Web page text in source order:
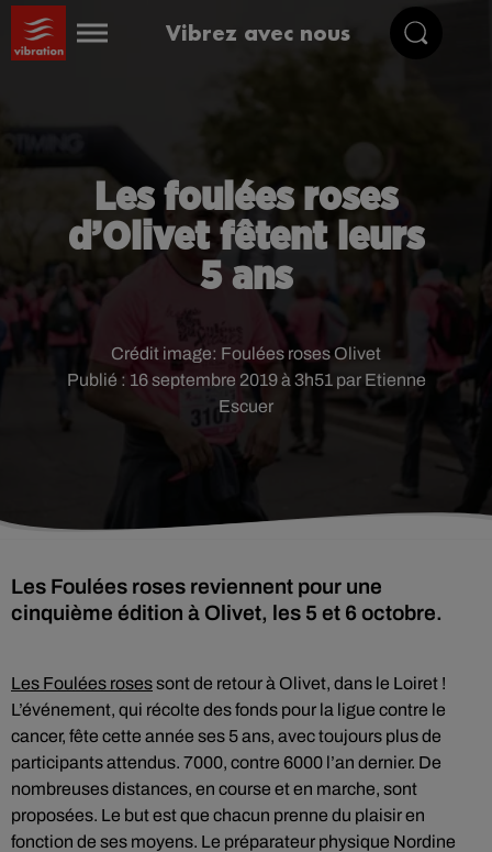
Vibrez avec nous
Les foulées roses
d’Olivet fêtent leurs
5 ans
Publié : 16 septembre 2019 à 3h51 par Etienne
Escuer
Crédit image: Foulées roses Olivet
Les Foulées roses reviennent pour une
cinquième édition à Olivet, les 5 et 6 octobre.
Les Foulées rosessont de retour à Olivet, dans le Loiret !
L’événement, qui récolte des fonds pour la ligue contre le
cancer, fête cette année ses 5 ans, avec toujours plus de
participants attendus. 7000, contre 6000 l’an dernier. De
nombreuses distances, en course et en marche, sont
proposées. Le but est que chacun prenne du plaisir en
fonction de ses moyens. Le préparateur physique Nordine